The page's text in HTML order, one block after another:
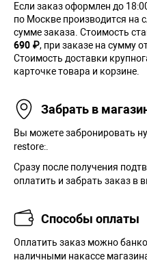
Если заказ оформлен до
по Москве производится на
сумме заказа. Cтоимость
690 ₽, при заказе на сумму
Стоимость доставки
карточке товара и корзине.
Забрать в
Вы можете забронировать
restore:.
Сразу после получения
оплатить и забрать заказ в
Способы оплаты
Оплатить заказ можно
наличными накассе